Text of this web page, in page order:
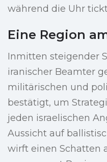
während die Uhr
Eine Region
Inmitten steigender
iranischer Beamter
militärischen und
bestätigt, um
jeden israelischen
Aussicht auf
wirft einen Schatten